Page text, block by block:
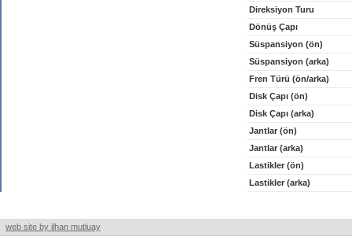
Direksiyon Turu
Dönüş Çapı
Süspansiyon (ön)
Süspansiyon (arka)
Fren Türü (ön/arka)
Disk Çapı (ön)
Disk Çapı (arka)
Jantlar (ön)
Jantlar (arka)
Lastikler (ön)
Lastikler (arka)
web site by ilhan mutluay